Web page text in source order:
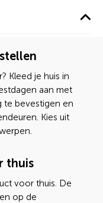
Kleed je huis in
aan met
te bevestigen en
Kies uit
thuis
voor thuis. De
op de